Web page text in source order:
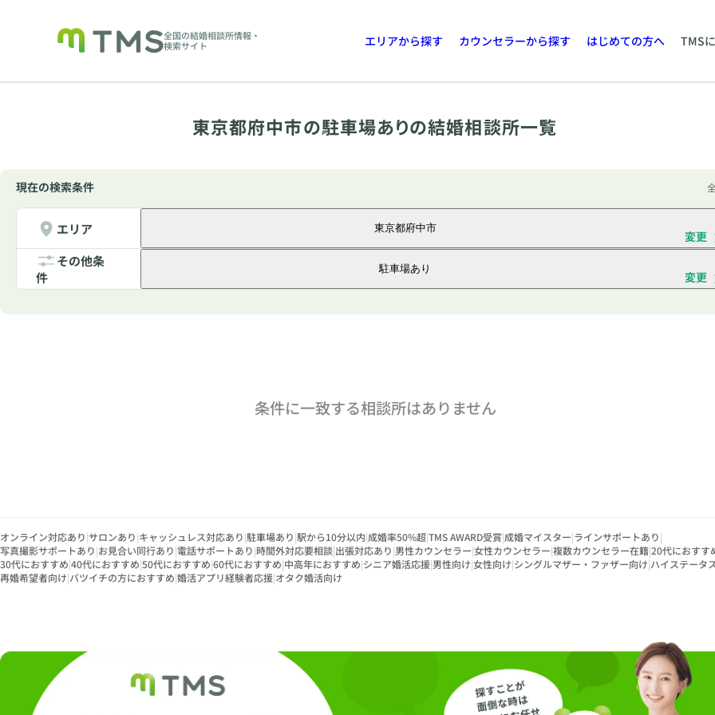
全国の結婚相談所情報・
検索サイト
エリアから探す カウンセラーから探す はじめての方へ TMS
東京都府中市の駐車場ありの結婚相談所一覧
現在の検索条件
エリア 東京都府中市
変更
その他条
件
駐車場あり
変更
条件に一致する相談所はありません
オンライン対応あり|サロンあり|キャッシュレス対応あり|駐車場あり|駅から10分以内|成婚率50%超|TMS AWARD受賞|成婚マイスター|ラインサポートあり|
写真撮影サポートあり|お見合い同行あり|電話サポートあり|時間外対応要相談|出張対応あり|男性カウンセラー|女性カウンセラー|複数カウンセラー在籍|20代におすす
30代におすすめ|40代におすすめ|50代におすすめ|60代におすすめ|中高年におすすめ|シニア婚活応援|男性向け|女性向け|シングルマザー・ファザー向け|ハイステータ
再婚希望者向け|バツイチの方におすすめ|婚活アプリ経験者応援|オタク婚活向け